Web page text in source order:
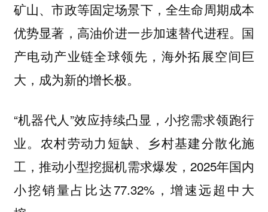
矿山、市政等固定场景下，全生命周期成本
优势显著，高油价进一步加速替代进程。国
产电动产业链全球领先，海外拓展空间巨
大，成为新的增长极。
“机器代人”效应持续凸显，小挖需求领跑行
业。农村劳动力短缺、乡村基建分散化施
工，推动小型挖掘机需求爆发，2025年国内
小挖销量占比达77.32%，增速远超中大